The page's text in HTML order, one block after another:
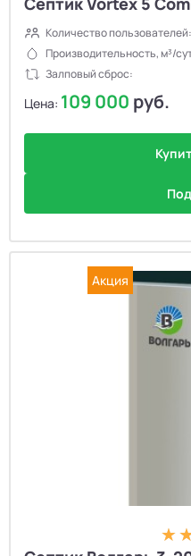
Количество пользователей:
Производительность, м³/
Залповый сброс:
Цена: 109 000 руб.
Акция